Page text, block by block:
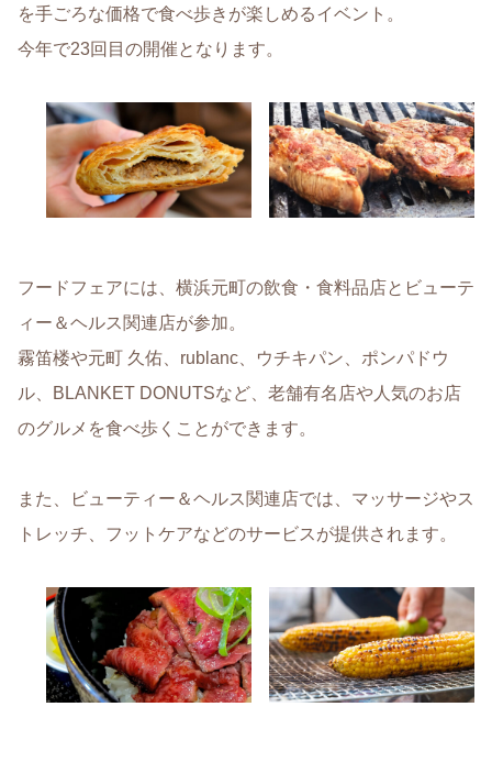
を手ごろな価格で食べ歩きが楽しめるイベント。
今年で23回目の開催となります。
フードフェアには、横浜元町の飲食・食料品店とビューテ
ィー＆ヘルス関連店が参加。
霧笛楼や元町 久佑、rublanc、ウチキパン、ポンパドウ
ル、BLANKET DONUTSなど、老舗有名店や人気のお店
のグルメを食べ歩くことができます。
また、ビューティー＆ヘルス関連店では、マッサージやス
トレッチ、フットケアなどのサービスが提供されます。